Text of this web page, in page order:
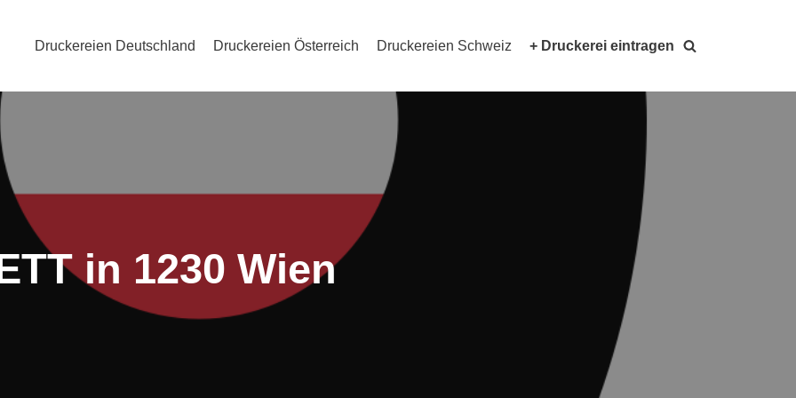
Druckereien Deutschland Druckereien Österreich Druckereien Schweiz + Druckerei eintragen
in 1230 Wien